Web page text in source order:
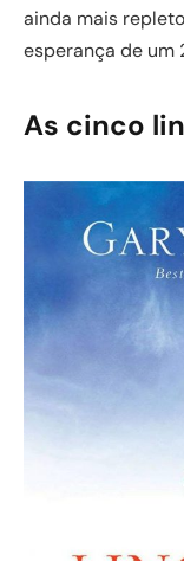
ainda mais
esperança de um
As cinco